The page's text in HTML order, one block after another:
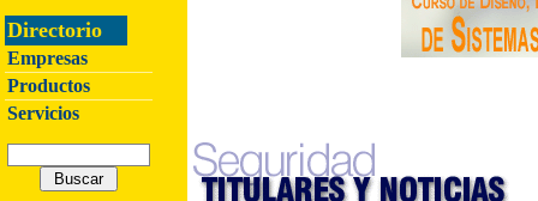
Directorio
Empresas
Productos
Servicios